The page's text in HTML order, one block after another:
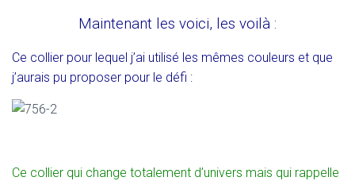
Maintenant les voici, les voilà :
Ce collier pour lequel j’ai utilisé les mêmes couleurs et que
j’aurais pu proposer pour le défi :
Ce collier qui change totalement d’univers mais qui rappelle